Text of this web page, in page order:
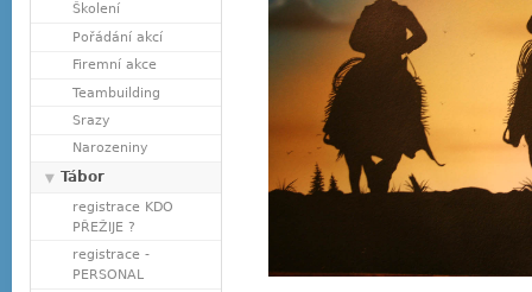
Školení
Pořádání akcí
Firemní akce
Teambuilding
Srazy
Narozeniny
Tábor
registrace KDO
PŘEŽIJE ?
registrace -
PERSONAL